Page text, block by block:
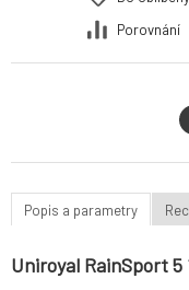
Porovnání
Popis a parametry
Uniroyal RainSport 5